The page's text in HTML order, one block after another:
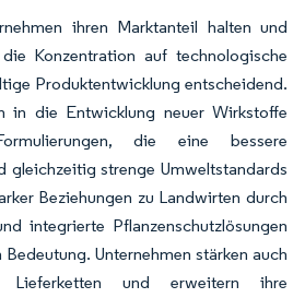
ihren Marktanteil halten und
Konzentration auf technologische
Produktentwicklung entscheidend.
in die Entwicklung neuer Wirkstoffe
die eine bessere
gleichzeitig strenge Umweltstandards
Beziehungen zu Landwirten durch
integrierte Pflanzenschutzlösungen
Unternehmen stärken auch
und erweitern ihre